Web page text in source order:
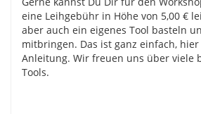
eine Leihgebühr in Höhe von 5,00 €
aber auch ein eigenes Tool basteln
mitbringen. Das ist ganz einfach,
Anleitung. Wir freuen uns über viele
Tools.